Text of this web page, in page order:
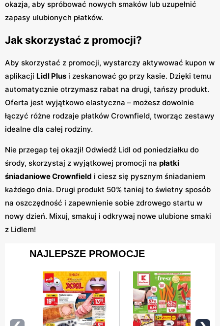
okazja, aby spróbować nowych smaków lub uzupełnić
zapasy ulubionych płatków.
Jak skorzystać z promocji?
Aby skorzystać z promocji, wystarczy aktywować kupon w
aplikacji Lidl Plus i zeskanować go przy kasie. Dzięki temu
automatycznie otrzymasz rabat na drugi, tańszy produkt.
Oferta jest wyjątkowo elastyczna – możesz dowolnie
łączyć różne rodzaje płatków Crownfield, tworząc zestawy
idealne dla całej rodziny.
Nie przegap tej okazji! Odwiedź Lidl od poniedziałku do
środy, skorzystaj z wyjątkowej promocji na płatki
śniadaniowe Crownfield i ciesz się pysznym śniadaniem
każdego dnia. Drugi produkt 50% taniej to świetny sposób
na oszczędność i zapewnienie sobie zdrowego startu w
nowy dzień. Mixuj, smakuj i odkrywaj nowe ulubione smaki
z Lidlem!